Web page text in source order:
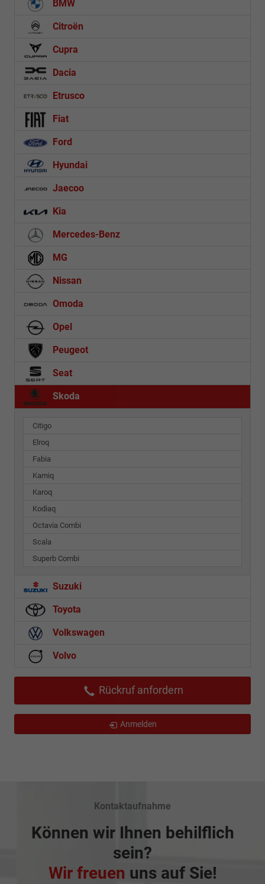
BMW
Citroën
Cupra
Dacia
Etrusco
Fiat
Ford
Hyundai
Jaecoo
Kia
Mercedes-Benz
MG
Nissan
Omoda
Opel
Peugeot
Seat
Skoda
Citigo
Elroq
Fabia
Kamiq
Karoq
Kodiaq
Octavia Combi
Scala
Superb Combi
Suzuki
Toyota
Volkswagen
Volvo
Rückruf anfordern
Anmelden
Kontaktaufnahme
Können wir Ihnen behilflich
sein?
Wir freuen uns auf Sie!